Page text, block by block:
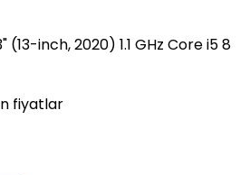
(13-inch, 2020) 1.1 GHz Core i5 8
fiyatlar